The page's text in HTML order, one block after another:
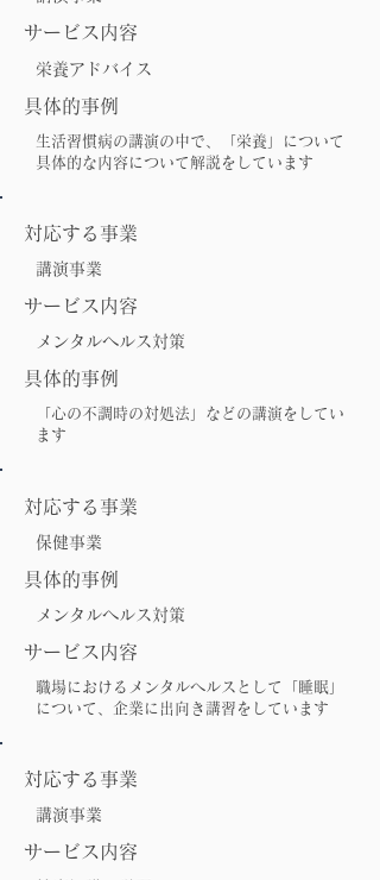
サービス内容
栄養アドバイス
具体的事例
生活習慣病の講演の中で、「栄養」について
具体的な内容について解説をしています
対応する事業
講演事業
サービス内容
メンタルヘルス対策
具体的事例
「心の不調時の対処法」などの講演をしてい
ます
対応する事業
保健事業
具体的事例
メンタルヘルス対策
サービス内容
職場におけるメンタルヘルスとして「睡眠」
について、企業に出向き講習をしています
対応する事業
講演事業
サービス内容